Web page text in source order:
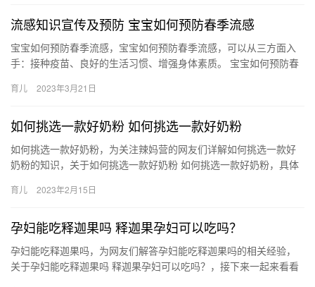
流感知识宣传及预防 宝宝如何预防春季流感
宝宝如何预防春季流感，宝宝如何预防春季流感，可以从三方面入
手：接种疫苗、良好的生活习惯、增强身体素质。 宝宝如何预防春
重，…
育儿 2023年3月21日
如何挑选一款好奶粉 如何挑选一款好奶粉
如何挑选一款好奶粉，为关注辣妈营的网友们详解如何挑选一款好
奶粉的知识，关于如何挑选一款好奶粉 如何挑选一款好奶粉，具体
何…
育儿 2023年2月15日
孕妇能吃释迦果吗 释迦果孕妇可以吃吗？
孕妇能吃释迦果吗，为网友们解答孕妇能吃释迦果吗的相关经验，
关于孕妇能吃释迦果吗 释迦果孕妇可以吃吗？，接下来一起来看看